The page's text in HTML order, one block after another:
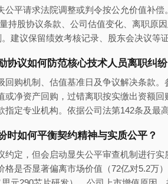
公平请求法院调整或判令按公允价值补
持股协议条款、公司估值变化、离职原
建议保留绩效考核记录、股东会决议等
协议如何防范核心技术人员离职纠纷
回购机制、估值基准日及争议解决条款
或净资产回购，过错离职按实缴出资额
定专业机构。依据公司法第142条及最
时如何平衡契约精神与实质公平？
约定，但会启动显失公平审查机制进行
格是否显著偏离市场价值（72亿对5.2万